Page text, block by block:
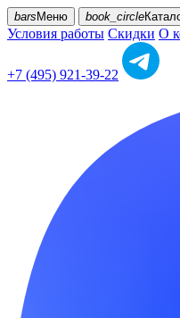
bars Меню book_circle
Условия работы Скидки О
+7 (495) 921-39-22